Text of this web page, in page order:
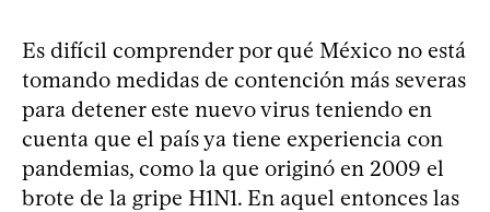
Es difícil comprender por qué México no está
tomando medidas de contención más severas
para detener este nuevo virus teniendo en
cuenta que el país ya tiene experiencia con
pandemias, como la que originó en 2009 el
brote de la gripe H1N1. En aquel entonces las